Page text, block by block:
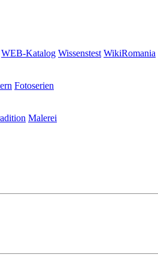
WEB-Katalog Wissenstest WikiRomania
Fotoserien
Malerei